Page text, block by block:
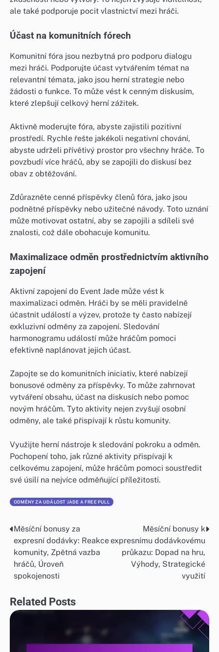
ale také podporuje pocit vlastnictví mezi hráči.
Účast na komunitních fórech
Komunitní fóra jsou nezbytná pro podporu dialogu
mezi hráči. Podporujte účast vytvářením témat na
relevantní témata, jako jsou herní strategie nebo
žádosti o funkce. To může vést k cenným diskusím,
které zlepšují celkový herní zážitek.
Aktivně moderujte fóra, abyste zajistili pozitivní
prostředí. Rychle řešte jakékoli negativní chování,
abyste udrželi přívětivý prostor pro všechny hráče. To
povzbudí více hráčů, aby se zapojili do diskusí bez
obav z obtěžování.
Zdůrazněte cenné příspěvky členů fóra, jako jsou
podnětné příspěvky nebo užitečné návody. Toto uznání
může motivovat ostatní, aby se zapojili a sdíleli své
znalosti, což dále obohacuje komunitu.
Maximalizace odměn prostřednictvím aktivního
zapojení
Aktivní zapojení do Event Jade může vést k
maximalizaci odměn. Hráči by se měli pravidelně
účastnit událostí a výzev, protože ty často nabízejí
exkluzivní odměny za zapojení. Sledování
harmonogramu událostí může hráčům pomoci
efektivně naplánovat jejich účast.
Zapojte se do komunitních iniciativ, které nabízejí
bonusové odměny za příspěvky. To může zahrnovat
vytváření obsahu, účast na diskusích nebo pomoc
novým hráčům. Tyto aktivity nejen zvyšují osobní
odměny, ale také přispívají k růstu komunity.
Využijte herní nástroje k sledování pokroku a odměn.
Pochopení toho, jak různé aktivity přispívají k
celkovému zapojení, může hráčům pomoci soustředit
své úsilí na nejvíce odměňující příležitosti.
ODMĚNY ZA UDÁLOST JADE A FREE PULL
Post
navigation
Měsíční bonusy za
expresní dodávky: Reakce
komunity, Zpětná vazba
hráčů, Úroveň
spokojenosti
Měsíční bonusy k
expresnímu dodávkovému
průkazu: Dopad na hru,
Výhody, Strategické
využití
Related Posts